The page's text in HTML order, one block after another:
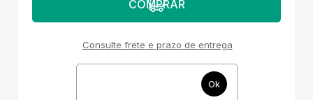
Consulte frete e prazo de entrega